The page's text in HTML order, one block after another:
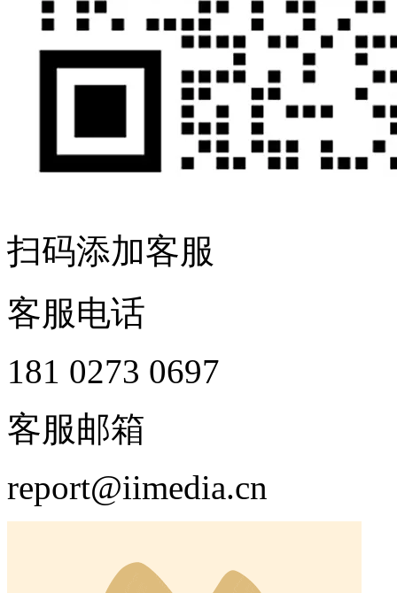
扫码添加客服
客服电话
181 0273 0697
客服邮箱
report@iimedia.cn